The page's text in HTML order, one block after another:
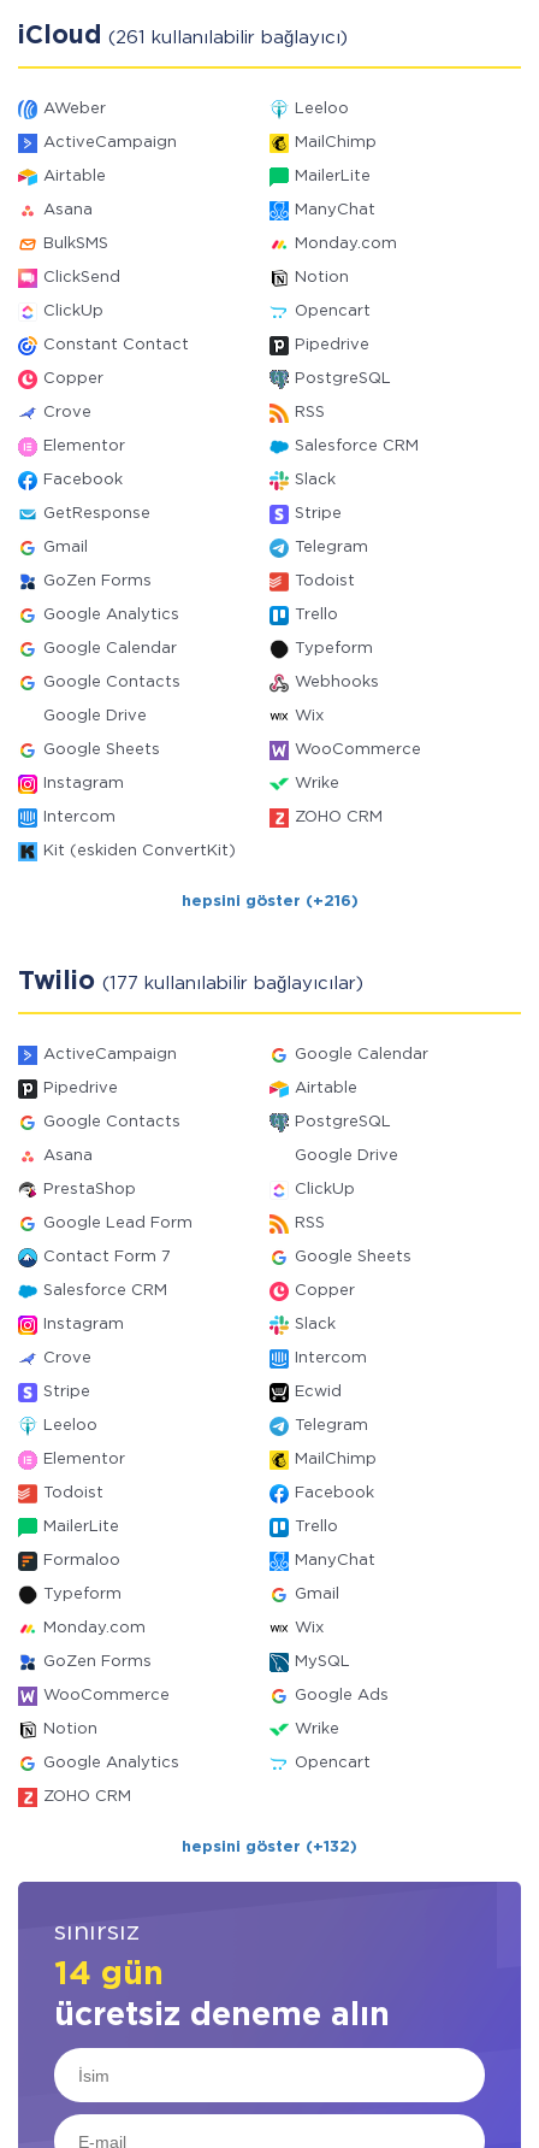
iCloud (261 kullanılabilir bağlayıcı)
AWeber Leeloo
ActiveCampaign MailChimp
Airtable MailerLite
Asana ManyChat
BulkSMS Monday.com
ClickSend Notion
ClickUp Opencart
Constant Contact Pipedrive
Copper PostgreSQL
Crove RSS
Elementor Salesforce CRM
Facebook Slack
GetResponse Stripe
Gmail Telegram
GoZen Forms Todoist
Google Analytics Trello
Google Calendar Typeform
Google Contacts Webhooks
Google Drive Wix
Google Sheets WooCommerce
Instagram Wrike
Intercom ZOHO CRM
Kit (eskiden ConvertKit)
hepsini göster (+216)
Twilio (177 kullanılabilir bağlayıcılar)
ActiveCampaign Google Calendar
Pipedrive Airtable
Google Contacts PostgreSQL
Asana Google Drive
PrestaShop ClickUp
Google Lead Form RSS
Contact Form 7 Google Sheets
Salesforce CRM Copper
Instagram Slack
Crove Intercom
Stripe Ecwid
Leeloo Telegram
Elementor MailChimp
Todoist Facebook
MailerLite Trello
Formaloo ManyChat
Typeform Gmail
Monday.com Wix
GoZen Forms MySQL
WooCommerce Google Ads
Notion Wrike
Google Analytics Opencart
ZOHO CRM
hepsini göster (+132)
sınırsız
14 gün
ücretsiz deneme alın